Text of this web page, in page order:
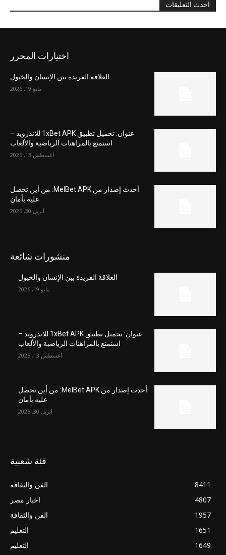
احدث التعليقات
اختيارات المحرر
العلاقة الفريدة بين الإنسان والخيول
مايو 19, 2026
عنوان: تحميل تطبيق 1xBet APK للاندرويد –
استمتع بالمراهنات الرياضية والألعاب
أغسطس 13, 2025
أحدث إصدار من MelBet APK: من أين تحصل
عليه بأمان
أبريل 30, 2025
منشورات شائعة
العلاقة الفريدة بين الإنسان والخيول
مايو 19, 2026
عنوان: تحميل تطبيق 1xBet APK للاندرويد –
استمتع بالمراهنات الرياضية والألعاب
أغسطس 13, 2025
أحدث إصدار من MelBet APK: من أين تحصل
عليه بأمان
أبريل 30, 2025
فئة شعبية
الفن والثقافة
8411
اخبار مصر
4807
الفن والثقافة
1957
التعليم
1651
التعليم
1649